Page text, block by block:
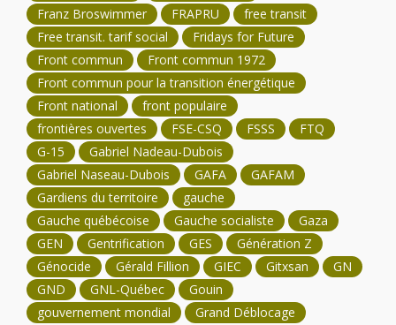
Franz Broswimmer
FRAPRU
free transit
Free transit. tarif social
Fridays for Future
Front commun
Front commun 1972
Front commun pour la transition énergétique
Front national
front populaire
frontières ouvertes
FSE-CSQ FSSS
FTQ
G-15
Gabriel Nadeau-Dubois
Gabriel Naseau-Dubois
GAFA
GAFAM
Gardiens du territoire
gauche
Gauche québécoise
Gauche socialiste
Gaza
GEN
Gentrification GES
Génération Z
Génocide
Gérald Fillion GIEC Gitxsan
GN
GND
GNL-Québec
Gouin
gouvernement mondial
Grand Déblocage